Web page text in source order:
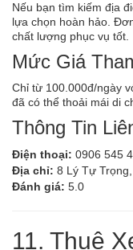
Nếu bạn tìm kiếm địa
lựa chọn hoàn hảo.
chất lượng phục vụ tốt.
Mức Giá
Chỉ từ 100.000đ/ngày
đã có thể thoải mái di
Thông Tin
Điện thoại: 0906 545
Địa chỉ: 8 Lý Tự
Đánh giá: 5.0
11. Thuê